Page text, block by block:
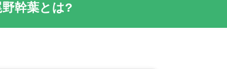
野幹葉とは?